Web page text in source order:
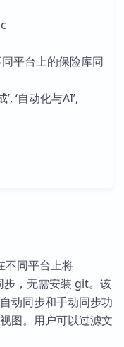
平台上的保险库同
‘自动化与AI’,
不同平台上将
，无需安装 git。该
动同步和手动同步功
图。用户可以过滤文